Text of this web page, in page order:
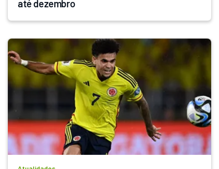
até dezembro